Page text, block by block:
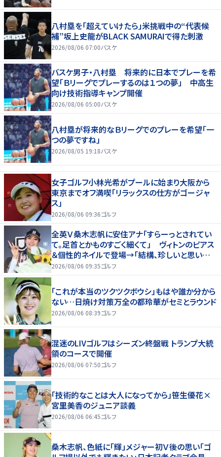
八村塁を「超えていけたら」米挑戦中の“代表候
補”坂上史龍がBLACK SAMURAIで得た刺激
2026/08/06 07:00バスケ
バスケ男子・八村塁 将来的に日本でプレーを希
望「Ｂリーグでプレーするのは１つの夢」 中高生
向け技術指導キャンプ開催
2026/08/06 05:00バスケ
八村塁が将来的なＢリーグでのプレーを希望「一
つの夢ですね」
2026/08/05 19:18バスケ
女子ゴルフ小林光希がプールに始まり大阪から
東京までオフ満喫「リラックスの仕方がゴージャ
ス」
2026/08/06 09:36ゴルフ
全英Ｖ桑木志帆に安住アナ「すらーっとされてい
て。足首とかものすごく細くて」 ヴィトンのピアス
＆個性的ネイルで登場→「結構、珍しいと思いま
す」
2026/08/06 09:35ゴルフ
「これが本当のツクツクボウシ」もはや誰か分から
ない…日焼け対策万全の都玲華がセミとラウンド
2026/08/06 08:39ゴルフ
混迷のLIVゴルフはシーズン終盤戦 トランプ大統
領のコースで開催
2026/08/06 07:50ゴルフ
「技術的なことは大人になってから」笹生優花×
宮里美香のジュニア談義
2026/08/06 06:45ゴルフ
桑木志帆、色紙に「輝」メジャー初Ｖ後の思い「ゴ